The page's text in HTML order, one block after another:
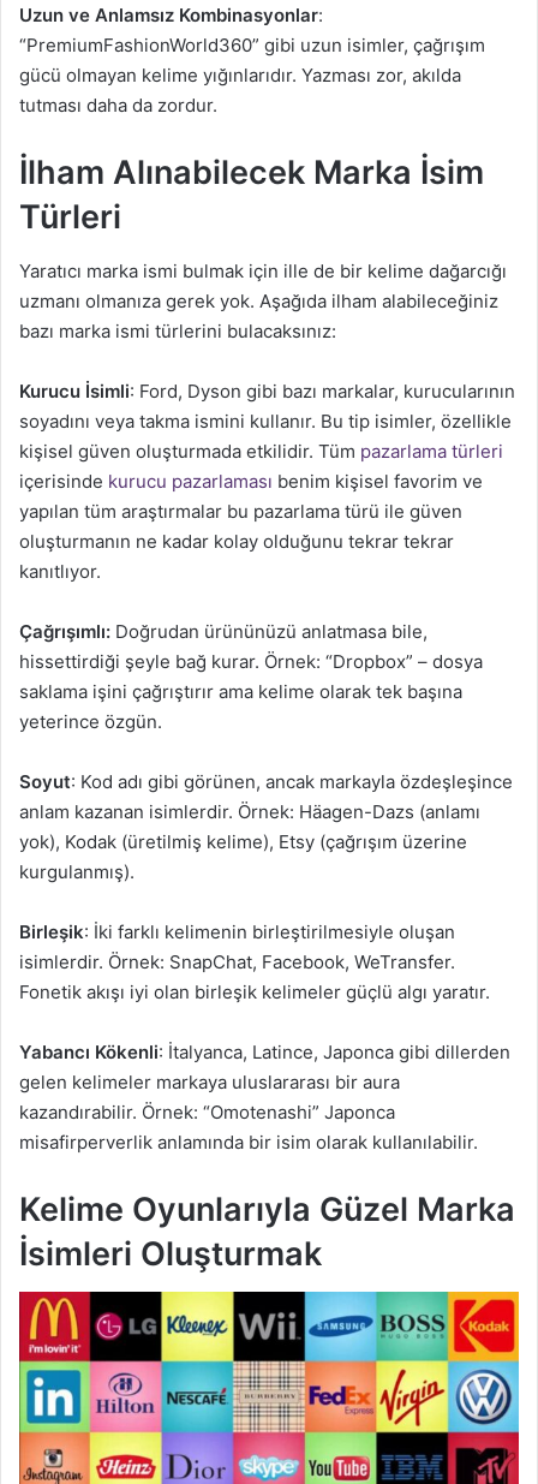
Uzun ve Anlamsız Kombinasyonlar:
“PremiumFashionWorld360” gibi uzun isimler, çağrışım
gücü olmayan kelime yığınlarıdır. Yazması zor, akılda
tutması daha da zordur.
İlham Alınabilecek Marka İsim
Türleri
Yaratıcı marka ismi bulmak için ille de bir kelime dağarcığı
uzmanı olmanıza gerek yok. Aşağıda ilham alabileceğiniz
bazı marka ismi türlerini bulacaksınız:
Kurucu İsimli: Ford, Dyson gibi bazı markalar, kurucularının
soyadını veya takma ismini kullanır. Bu tip isimler, özellikle
kişisel güven oluşturmada etkilidir. Tüm pazarlama türleri
içerisinde kurucu pazarlaması benim kişisel favorim ve
yapılan tüm araştırmalar bu pazarlama türü ile güven
oluşturmanın ne kadar kolay olduğunu tekrar tekrar
kanıtlıyor.
Çağrışımlı: Doğrudan ürününüzü anlatmasa bile,
hissettirdiği şeyle bağ kurar. Örnek: “Dropbox” – dosya
saklama işini çağrıştırır ama kelime olarak tek başına
yeterince özgün.
Soyut: Kod adı gibi görünen, ancak markayla özdeşleşince
anlam kazanan isimlerdir. Örnek: Häagen-Dazs (anlamı
yok), Kodak (üretilmiş kelime), Etsy (çağrışım üzerine
kurgulanmış).
Birleşik: İki farklı kelimenin birleştirilmesiyle oluşan
isimlerdir. Örnek: SnapChat, Facebook, WeTransfer.
Fonetik akışı iyi olan birleşik kelimeler güçlü algı yaratır.
Yabancı Kökenli: İtalyanca, Latince, Japonca gibi dillerden
gelen kelimeler markaya uluslararası bir aura
kazandırabilir. Örnek: “Omotenashi” Japonca
misafirperverlik anlamında bir isim olarak kullanılabilir.
Kelime Oyunlarıyla Güzel Marka
İsimleri Oluşturmak